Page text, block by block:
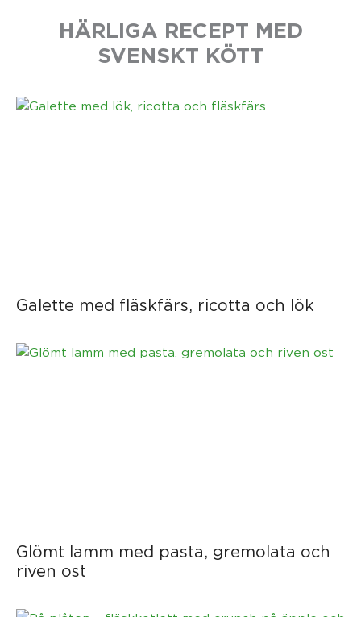
HÄRLIGA RECEPT MED
SVENSKT KÖTT
Galette med fläskfärs, ricotta och lök
Glömt lamm med pasta, gremolata och
riven ost